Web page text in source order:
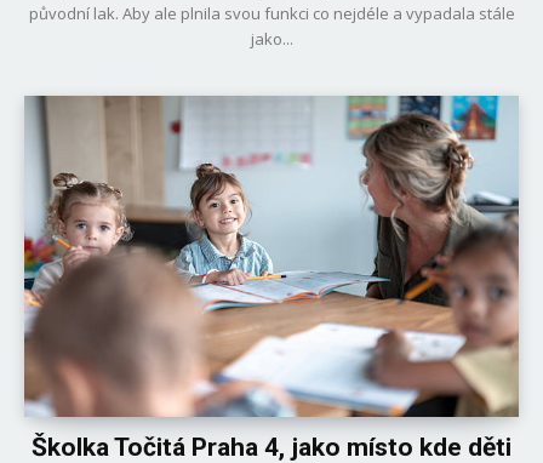
původní lak. Aby ale plnila svou funkci co nejdéle a vypadala stále
jako...
Školka Točitá Praha 4, jako místo kde děti